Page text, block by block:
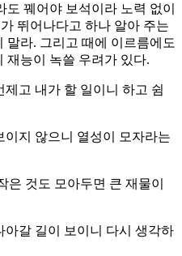
꿰어야 보석이라 노력 없이
뛰어나다고 하나 알아 주는
말라. 그리고 때에 이르름에도
재능이 녹쓸 우려가 있다.
제고 내가 할 일이니 하고 쉼
이지 않으니 열성이 모자라는
은 것도 모아두면 큰 재물이
아갈 길이 보이니 다시 생각하